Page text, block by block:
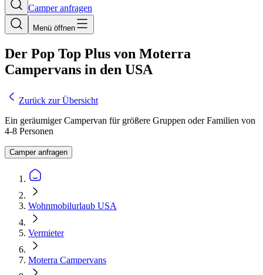
Camper anfragen
Menü öffnen
Der Pop Top Plus von Moterra
Campervans in den USA
Zurück zur Übersicht
Ein geräumiger Campervan für größere Gruppen oder Familien von
4-8 Personen
Camper anfragen
Wohnmobilurlaub USA
Vermieter
Moterra Campervans